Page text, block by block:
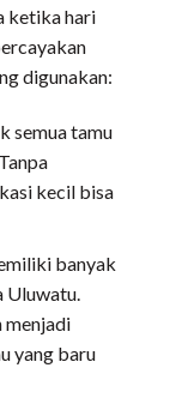
ketika hari
digunakan:
semua tamu
kecil bisa
banyak
Uluwatu.
menjadi
yang baru